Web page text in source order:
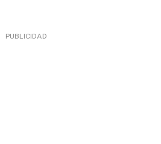
PUBLICIDAD